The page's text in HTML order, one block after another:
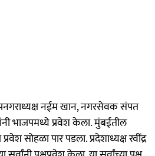
नईम खान, नगरसेवक संपत
भाजपमध्ये प्रवेश केला. मुंबईतील
सोहळा पार पडला. प्रदेशाध्यक्ष रवींद्र